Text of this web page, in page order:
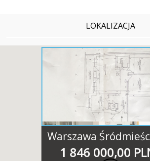
LOKALIZACJA
1 846 000,00